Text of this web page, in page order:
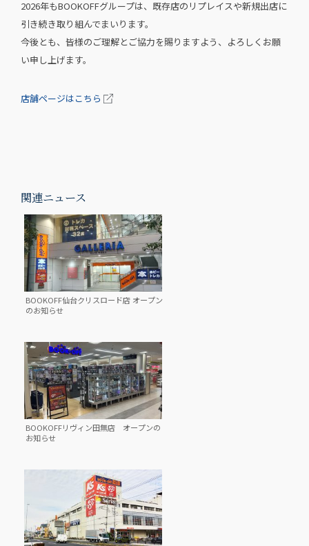
2026年もBOOKOFFグループは、既存店のリプレイスや新規出店に
引き続き取り組んでまいります。
今後とも、皆様のご理解とご協力を賜りますよう、よろしくお願
い申し上げます。
店舗ページはこちら
関連ニュース
BOOKOFF仙台クリスロード店 オープン
のお知らせ
BOOKOFFリヴィン田無店 オープンの
お知らせ